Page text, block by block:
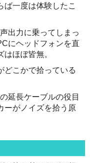
ば一度は体験したこ
出力に乗ってしまっ
にヘッドフォンを直
ほぼ皆無。
どこかで拾っている
延長ケーブルの役目
ーがノイズを拾う原